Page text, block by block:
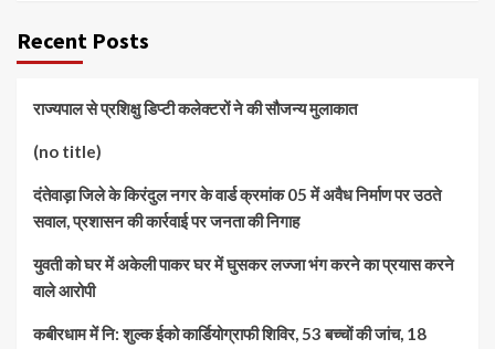
Recent Posts
राज्यपाल से प्रशिक्षु डिप्टी कलेक्टरों ने की सौजन्य मुलाकात
(no title)
दंतेवाड़ा जिले के किरंदुल नगर के वार्ड क्रमांक 05 में अवैध निर्माण पर उठते
सवाल, प्रशासन की कार्रवाई पर जनता की निगाह
युवती को घर में अकेली पाकर घर में घुसकर लज्जा भंग करने का प्रयास करने
वाले आरोपी
कबीरधाम में नि: शुल्क ईको कार्डियोग्राफी शिविर, 53 बच्चों की जांच, 18